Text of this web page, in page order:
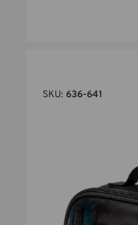
SKU: 636-641